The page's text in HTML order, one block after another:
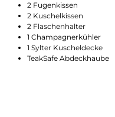
2 Fugenkissen
2 Kuschelkissen
2 Flaschenhalter
1 Champagnerkühler
1 Sylter Kuscheldecke
TeakSafe Abdeckhaube